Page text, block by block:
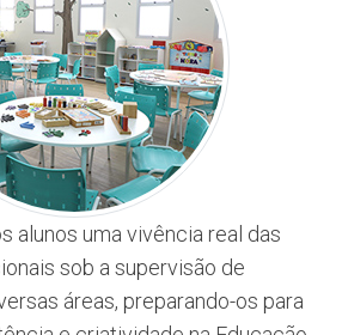
alunos uma vivência real das
sob a supervisão de
áreas, preparando-os para